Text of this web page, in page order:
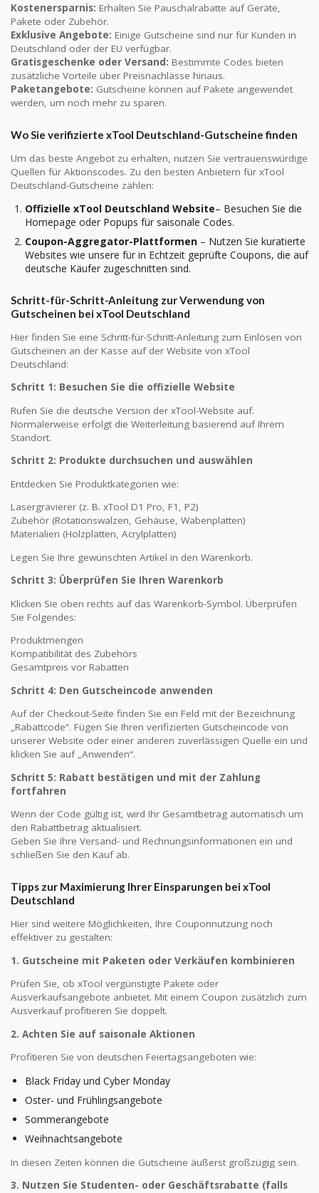
Kostenersparnis: Erhalten Sie Pauschalrabatte auf Geräte,
Pakete oder Zubehör.
Exklusive Angebote: Einige Gutscheine sind nur für Kunden in
Deutschland oder der EU verfügbar.
Gratisgeschenke oder Versand: Bestimmte Codes bieten
zusätzliche Vorteile über Preisnachlässe hinaus.
Paketangebote: Gutscheine können auf Pakete angewendet
werden, um noch mehr zu sparen.
Wo Sie verifizierte xTool Deutschland-Gutscheine finden
Um das beste Angebot zu erhalten, nutzen Sie vertrauenswürdige
Quellen für Aktionscodes. Zu den besten Anbietern für xTool
Deutschland-Gutscheine zählen:
Offizielle xTool Deutschland Website– Besuchen Sie die
Homepage oder Popups für saisonale Codes.
Coupon-Aggregator-Plattformen – Nutzen Sie kuratierte
Websites wie unsere für in Echtzeit geprüfte Coupons, die auf
deutsche Käufer zugeschnitten sind.
Schritt-für-Schritt-Anleitung zur Verwendung von
Gutscheinen bei xTool Deutschland
Hier finden Sie eine Schritt-für-Schritt-Anleitung zum Einlösen von
Gutscheinen an der Kasse auf der Website von xTool
Deutschland:
Schritt 1: Besuchen Sie die offizielle Website
Rufen Sie die deutsche Version der xTool-Website auf.
Normalerweise erfolgt die Weiterleitung basierend auf Ihrem
Standort.
Schritt 2: Produkte durchsuchen und auswählen
Entdecken Sie Produktkategorien wie:
Lasergravierer (z. B. xTool D1 Pro, F1, P2)
Zubehör (Rotationswalzen, Gehäuse, Wabenplatten)
Materialien (Holzplatten, Acrylplatten)
Legen Sie Ihre gewünschten Artikel in den Warenkorb.
Schritt 3: Überprüfen Sie Ihren Warenkorb
Klicken Sie oben rechts auf das Warenkorb-Symbol. Überprüfen
Sie Folgendes:
Produktmengen
Kompatibilität des Zubehörs
Gesamtpreis vor Rabatten
Schritt 4: Den Gutscheincode anwenden
Auf der Checkout-Seite finden Sie ein Feld mit der Bezeichnung
„Rabattcode“. Fügen Sie Ihren verifizierten Gutscheincode von
unserer Website oder einer anderen zuverlässigen Quelle ein und
klicken Sie auf „Anwenden“.
Schritt 5: Rabatt bestätigen und mit der Zahlung
fortfahren
Wenn der Code gültig ist, wird Ihr Gesamtbetrag automatisch um
den Rabattbetrag aktualisiert.
Geben Sie Ihre Versand- und Rechnungsinformationen ein und
schließen Sie den Kauf ab.
Tipps zur Maximierung Ihrer Einsparungen bei xTool
Deutschland
Hier sind weitere Möglichkeiten, Ihre Couponnutzung noch
effektiver zu gestalten:
1. Gutscheine mit Paketen oder Verkäufen kombinieren
Prüfen Sie, ob xTool vergünstigte Pakete oder
Ausverkaufsangebote anbietet. Mit einem Coupon zusätzlich zum
Ausverkauf profitieren Sie doppelt.
2. Achten Sie auf saisonale Aktionen
Profitieren Sie von deutschen Feiertagsangeboten wie:
Black Friday und Cyber Monday
Oster- und Frühlingsangebote
Sommerangebote
Weihnachtsangebote
In diesen Zeiten können die Gutscheine äußerst großzügig sein.
3. Nutzen Sie Studenten- oder Geschäftsrabatte (falls